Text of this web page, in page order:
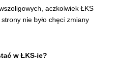
aczkolwiek ŁKS
nie było chęci zmiany
w ŁKS-ie?